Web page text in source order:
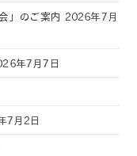
」のご案内
2026年7月
年7月7日
7月2日